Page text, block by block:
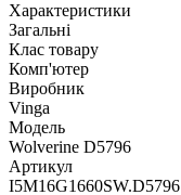
Характеристики
Загальні
Клас товару
Комп'ютер
Виробник
Vinga
Модель
Wolverine D5796
Артикул
I5M16G1660SW.D5796